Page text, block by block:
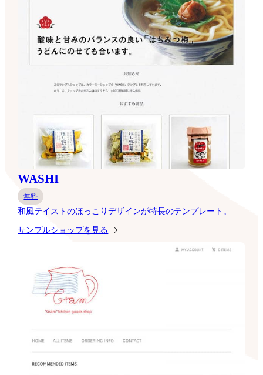
WASHI
無料
和風テイストのほっこりデザインが特長のテンプレート。
サンプルショップを見る